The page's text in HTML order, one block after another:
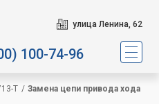
улица Ленина, 62
100-74-96
T / Замена цепи привода хода